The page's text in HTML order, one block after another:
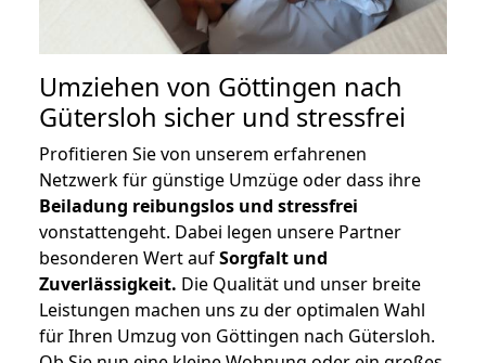
Umziehen von Göttingen nach
Gütersloh sicher und stressfrei
Profitieren Sie von unserem erfahrenen
Netzwerk für günstige Umzüge oder dass ihre
Beiladung reibungslos und stressfrei
vonstattengeht. Dabei legen unsere Partner
besonderen Wert aufSorgfalt und
Zuverlässigkeit. Die Qualität und unser breite
Leistungen machen uns zu der optimalen Wahl
für Ihren Umzug von Göttingen nach Gütersloh.